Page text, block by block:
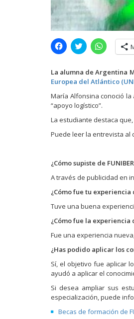
H
a
l
i
c
a
r
a
o
p
i
r
n
a
e
o
o
k
(
e
b
r
e
n
u
a
v
H
a
c
a
r
a
o
p
i
r
n
w
t
e
(
S
e
a
r
e
e
u
n
v
e
H
a
l
i
c
a
c
o
p
i
r
e
n
h
t
A
p
p
(
e
b
r
e
n
u
a
v
La alumna de Argentina
Europea del Atlántico
María Alfonsina conoció
“apoyo logístico”.
La estudiante destaca
Puede leer la entrevista al
¿Cómo supiste de
A través de publicidad en
¿Cómo fue tu
Tuve una buena
¿Cómo fue la
Fue una experiencia
¿Has podido aplicar los
Sí, el objetivo fue aplicar
ayudó a aplicar el
Si desea ampliar sus
especialización, puede
Becas de formación de